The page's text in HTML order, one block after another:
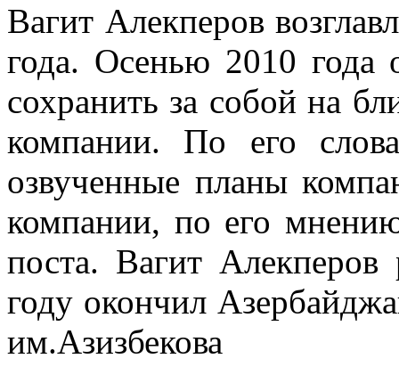
Вагит Алекперов
года. Осенью 2010 года
сохранить за собой на
компании. По его
озвученные планы
компании, по его
поста. Вагит
году окончил
им.Азизбекова